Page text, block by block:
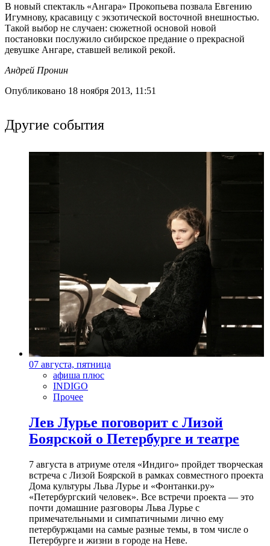
В новый спектакль «Ангара» Прокопьева позвала Евгению
Игумнову, красавицу с экзотической восточной внешностью.
Такой выбор не случаен: сюжетной основой новой
постановки послужило сибирское предание о прекрасной
девушке Ангаре, ставшей великой рекой.
Андрей Пронин
Опубликовано 18 ноября 2013, 11:51
Другие события
07 августа, пятница
афиша плюс
INDIGO
Прочее
Лев Лурье поговорит с Лизой
Боярской о Петербурге и театре
7 августа в атриуме отеля «Индиго» пройдет творческая
встреча с Лизой Боярской в рамках совместного проекта
Дома культуры Льва Лурье и «Фонтанки.ру»
«Петербургский человек». Все встречи проекта — это
почти домашние разговоры Льва Лурье с
примечательными и симпатичными лично ему
петербуржцами на самые разные темы, в том числе о
Петербурге и жизни в городе на Неве.